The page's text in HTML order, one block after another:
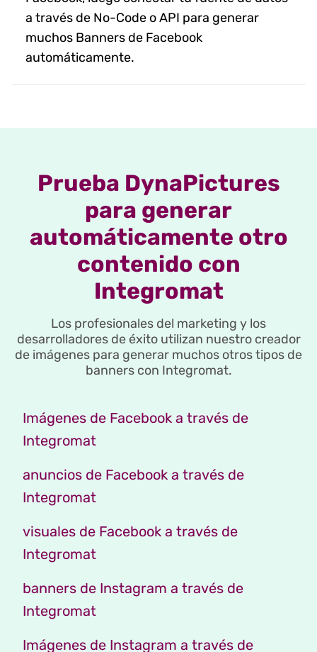
a través de No-Code o API para generar
muchos Banners de Facebook
automáticamente.
Prueba DynaPictures
para generar
automáticamente otro
contenido con
Integromat
Los profesionales del marketing y los
desarrolladores de éxito utilizan nuestro creador
de imágenes para generar muchos otros tipos de
banners con Integromat.
Imágenes de Facebook a través de
Integromat
anuncios de Facebook a través de
Integromat
visuales de Facebook a través de
Integromat
banners de Instagram a través de
Integromat
Imágenes de Instagram a través de